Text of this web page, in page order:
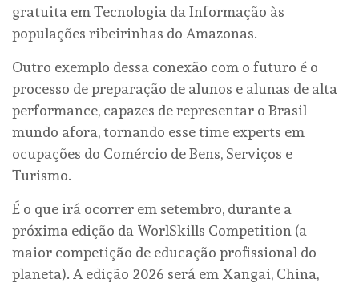
gratuita em Tecnologia da Informação às
populações ribeirinhas do Amazonas.
Outro exemplo dessa conexão com o futuro é o
processo de preparação de alunos e alunas de alta
performance, capazes de representar o Brasil
mundo afora, tornando esse time experts em
ocupações do Comércio de Bens, Serviços e
Turismo.
É o que irá ocorrer em setembro, durante a
próxima edição da WorlSkills Competition (a
maior competição de educação profissional do
planeta). A edição 2026 será em Xangai, China,